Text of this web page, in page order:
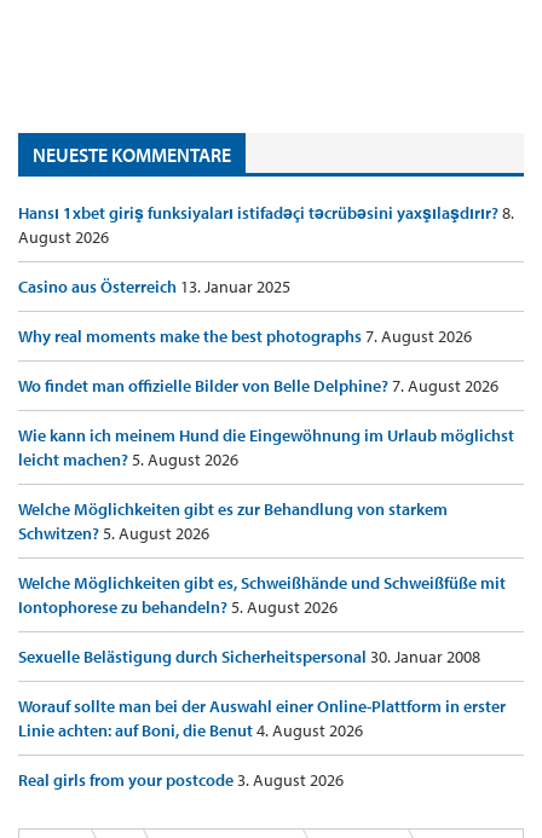
NEUESTE KOMMENTARE
Hansı 1xbet giriş funksiyaları istifadəçi təcrübəsini yaxşılaşdırır?8.
August 2026
Casino aus Österreich 13. Januar 2025
Why real moments make the best photographs7. August 2026
Wo findet man offizielle Bilder von Belle Delphine?7. August 2026
Wie kann ich meinem Hund die Eingewöhnung im Urlaub möglichst
leicht machen?5. August 2026
Welche Möglichkeiten gibt es zur Behandlung von starkem
Schwitzen?5. August 2026
Welche Möglichkeiten gibt es, Schweißhände und Schweißfüße mit
Iontophorese zu behandeln?5. August 2026
Sexuelle Belästigung durch Sicherheitspersonal 30. Januar 2008
Worauf sollte man bei der Auswahl einer Online-Plattform in erster
Linie achten: auf Boni, die Benut4. August 2026
Real girls from your postcode3. August 2026